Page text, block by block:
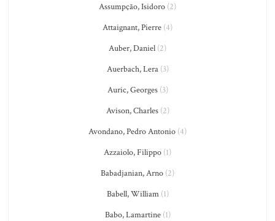
Assumpção, Isidoro (2)
Attaignant, Pierre (4)
Auber, Daniel (2)
Auerbach, Lera(3)
Auric, Georges(3)
Avison, Charles(2)
Avondano, Pedro Antonio (4)
Azzaiolo, Filippo (1)
Babadjanian, Arno (2)
Babell, William(1)
Babo, Lamartine(1)